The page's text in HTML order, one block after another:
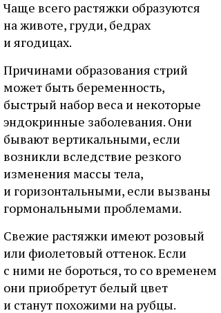
Чаще всего растяжки образуются
на животе, груди, бедрах
и ягодицах.
Причинами образования стрий
может быть беременность,
быстрый набор веса и некоторые
эндокринные заболевания. Они
бывают вертикальными, если
возникли вследствие резкого
изменения массы тела,
и горизонтальными, если вызваны
гормональными проблемами.
Свежие растяжки имеют розовый
или фиолетовый оттенок. Если
с ними не бороться, то со временем
они приобретут белый цвет
и станут похожими на рубцы.